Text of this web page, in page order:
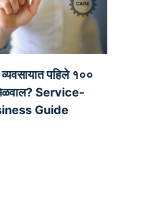
पहिले १००
Service-
Guide